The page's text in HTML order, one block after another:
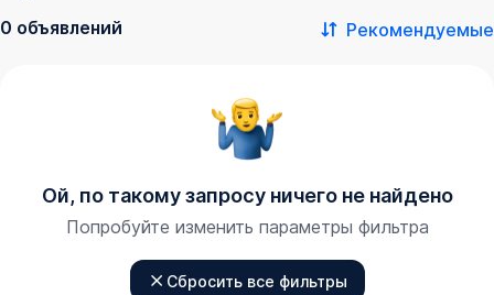
0 объявлений Рекомендуемые
Ой, по такому запросу ничего не найдено
Попробуйте изменить параметры фильтра
Сбросить все фильтры